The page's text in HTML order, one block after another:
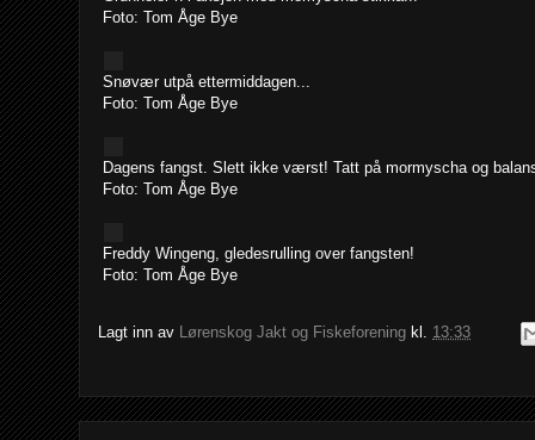
Foto: Tom Åge Bye
Snøvær utpå ettermiddagen...
Foto: Tom Åge Bye
Dagens fangst. Slett ikke værst! Tatt på mormyscha og
Foto: Tom Åge Bye
Freddy Wingeng, gledesrulling over fangsten!
Foto: Tom Åge Bye
Lagt inn av Lørenskog Jakt og Fiskeforening kl. 13:33